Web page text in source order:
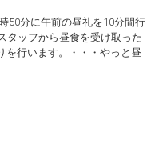
50分に午前の昼礼を10分間行
タッフから昼食を受け取った
を行います。・・・やっと昼